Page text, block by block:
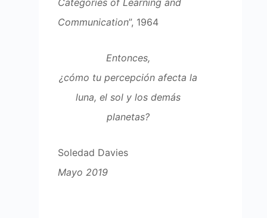
Categories of Learning and
Communication”, 1964
Entonces,
¿cómo tu percepción afecta la
luna, el sol y los demás
planetas?
Soledad Davies
Mayo 2019